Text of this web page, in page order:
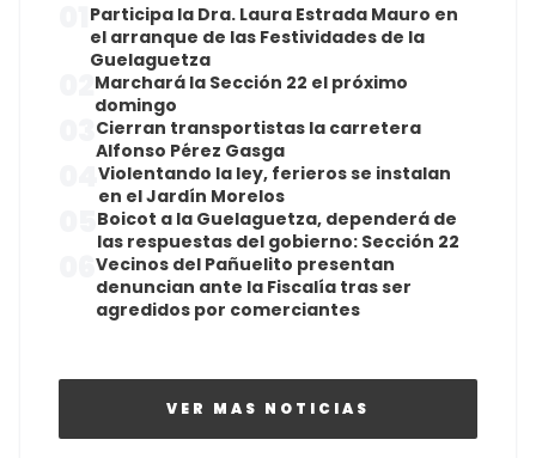
Participa la Dra. Laura Estrada Mauro en
el arranque de las Festividades de la
Guelaguetza
Marchará la Sección 22 el próximo
domingo
Cierran transportistas la carretera
Alfonso Pérez Gasga
Violentando la ley, ferieros se instalan
en el Jardín Morelos
Boicot a la Guelaguetza, dependerá de
las respuestas del gobierno: Sección 22
Vecinos del Pañuelito presentan
denuncian ante la Fiscalía tras ser
agredidos por comerciantes
VER MAS NOTICIAS